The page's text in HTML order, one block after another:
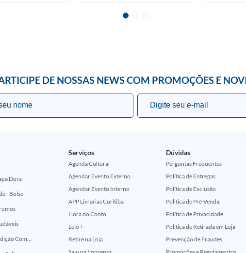
DE NOSSAS NEWS COM PROMOÇÕES E
Dura
- Bolso
Superman Vs. Homem-Aranha - Edição Comemorativa 50 Anos (Encontros Clássicos Dc E Marvel)
Serviços
Agenda Cultural
Agendar Evento Externo
Agendar Evento Interno
APP Livrarias Curitiba
Hora do Conto
Leio +
Retire na Loja
Dúvidas
Perguntas Frequentes
Política de Entregas
Política de Exclusão
Política de Pré-Venda
Política de Privacidade
Política de Retirada em Loja
Prevenção de Fraudes